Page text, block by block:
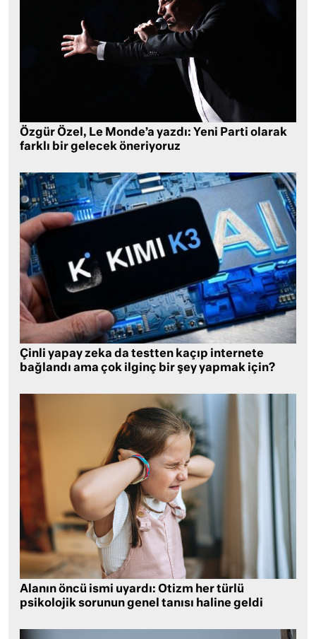
Özgür Özel, Le Monde’a yazdı: Yeni Parti olarak
farklı bir gelecek öneriyoruz
Çinli yapay zeka da testten kaçıp internete
bağlandı ama çok ilginç bir şey yapmak için?
Alanın öncü ismi uyardı: Otizm her türlü
psikolojik sorunun genel tanısı haline geldi